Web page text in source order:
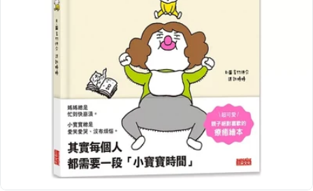
Open media 0 in modal